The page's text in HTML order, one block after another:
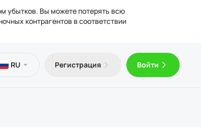
убытков. Вы можете потерять всю
контрагентов в соответствии
VPS
5 для Android
RU Регистрация Войти